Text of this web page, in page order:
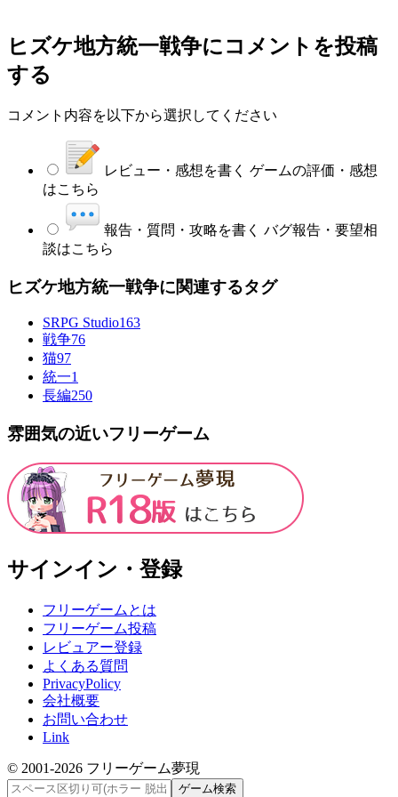
ヒズケ地方統一戦争にコメントを投稿
する
コメント内容を以下から選択してください
レビュー・感想を書く ゲームの評価・感想
はこちら
報告・質問・攻略を書く バグ報告・要望相
談はこちら
ヒズケ地方統一戦争に関連するタグ
SRPG Studio163
戦争76
猫97
統一1
長編250
雰囲気の近いフリーゲーム
サインイン・登録
フリーゲームとは
フリーゲーム投稿
レビュアー登録
よくある質問
PrivacyPolicy
会社概要
お問い合わせ
Link
© 2001-2026 フリーゲーム夢現